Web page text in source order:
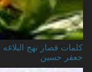
کلمات قصار نهج
جعفر حسین